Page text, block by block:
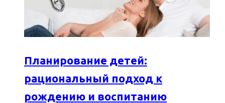
Планирование детей:
рациональный подход к
рождению и воспитанию